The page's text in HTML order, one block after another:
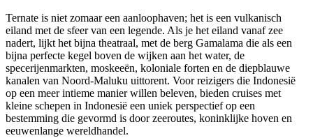
Ternate is niet zomaar een aanloophaven; het is een vulkanisch
eiland met de sfeer van een legende. Als je het eiland vanaf zee
nadert, lijkt het bijna theatraal, met de berg Gamalama die als een
bijna perfecte kegel boven de wijken aan het water, de
specerijenmarkten, moskeeën, koloniale forten en de diepblauwe
kanalen van Noord-Maluku uittorent. Voor reizigers die Indonesië
op een meer intieme manier willen beleven, bieden cruises met
kleine schepen in Indonesië een uniek perspectief op een
bestemming die gevormd is door zeeroutes, koninklijke hoven en
eeuwenlange wereldhandel.